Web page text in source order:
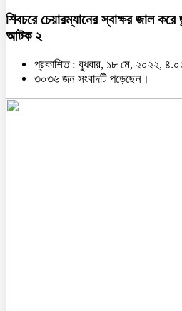
শিবচরে চেয়ারম্যানের স্বাক্ষর জাল
আটক ২
প্রকাশিত : বুধবার, ১৮ মে, ২০২২,
৩০৩৬ জন সংবাদটি পড়েছেন।